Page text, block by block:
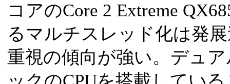
コアのCore 2 Extreme
るマルチスレッド化は発
重視の傾向が強い。デュ